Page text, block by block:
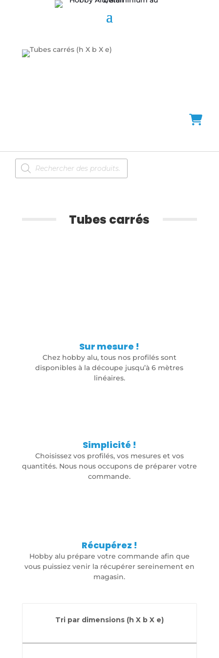
Recherche
de
produits
Tubes carrés
Sur mesure !
Chez hobby alu, tous nos profilés sont
disponibles à la découpe jusqu’à 6 mètres
linéaires.
Simplicité !
Choisissez vos profilés, vos mesures et vos
quantités. Nous nous occupons de préparer votre
commande.
Récupérez !
Hobby alu prépare votre commande afin que
vous puissiez venir la récupérer sereinement en
magasin.
Tri par dimensions (h X b X e)